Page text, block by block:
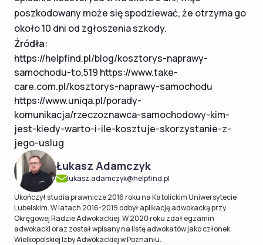
poszkodowany może się spodziewać, że otrzyma go
około 10 dni od zgłoszenia szkody.
Źródła:
https://helpfind.pl/blog/kosztorys-naprawy-
samochodu-to,519 https://www.take-
care.com.pl/kosztorys-naprawy-samochodu
https://www.uniqa.pl/porady-
komunikacja/rzeczoznawca-samochodowy-kim-
jest-kiedy-warto-i-ile-kosztuje-skorzystanie-z-
jego-uslug
Łukasz Adamczyk
lukasz.adamczyk@helpfind.pl
Ukończył studia prawnicze 2016 roku na Katolickim Uniwersytecie
Lubelskim. W latach 2016-2019 odbył aplikację adwokacką przy
Okręgowej Radzie Adwokackiej. W 2020 roku zdał egzamin
adwokacki oraz został wpisany na listę adwokatów jako członek
Wielkopolskiej Izby Adwokackiej w Poznaniu.